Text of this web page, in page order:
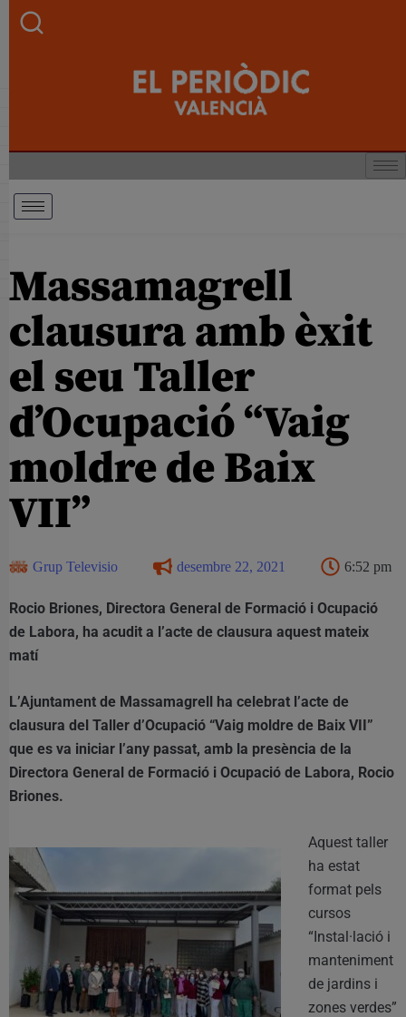
Massamagrell
clausura amb èxit
el seu Taller
d’Ocupació “Vaig
moldre de Baix
VII”
Grup Televisio desembre 22, 2021 6:52 pm
Rocio Briones, Directora General de Formació i Ocupació
de Labora, ha acudit a l’acte de clausura aquest mateix
matí
L’Ajuntament de Massamagrell ha celebrat l’acte de
clausura del Taller d’Ocupació “Vaig moldre de Baix VII”
que es va iniciar l’any passat, amb la presència de la
Directora General de Formació i Ocupació de Labora, Rocio
Briones.
Aquest taller
ha estat
format pels
cursos
“Instal·lació i
manteniment
de jardins i
zones verdes”